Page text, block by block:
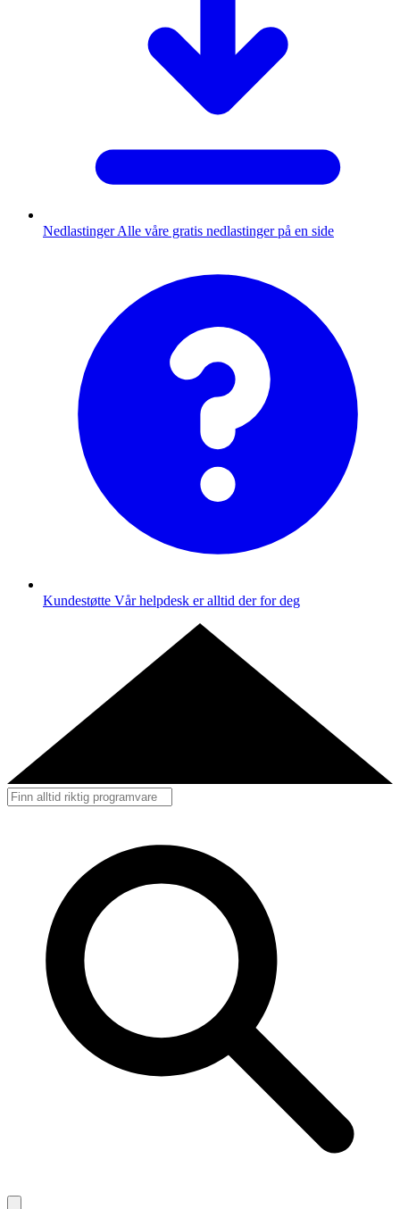
Nedlastinger Alle våre gratis nedlastinger på en side
Kundestøtte Vår helpdesk er alltid der for deg